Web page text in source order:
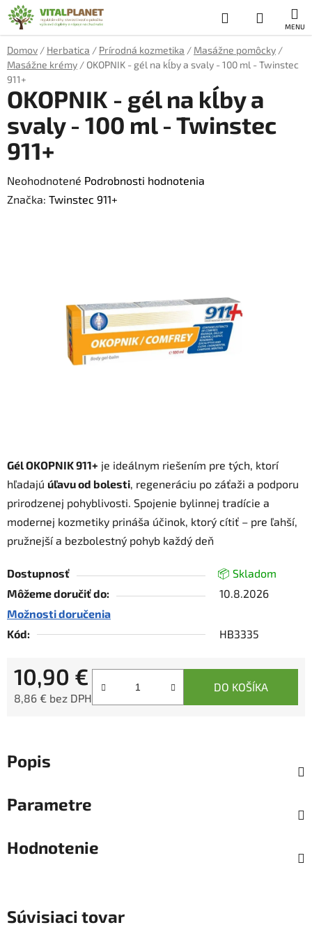
Prejsť
na
obsah
Hľadať
KOŠÍK
Domov / Herbatica / Prírodná kozmetika / Masážne pomôcky /
Masážne krémy / OKOPNIK - gél na kĺby a svaly - 100 ml - Twinstec
911+
Gél OKOPNIK 911+ je ideálnym riešením pre tých, ktorí
hľadajú úľavu od bolesti, regeneráciu po záťaži a podporu
prirodzenej pohyblivosti. Spojenie bylinnej tradície a
modernej kozmetiky prináša účinok, ktorý cítiť – pre ľahší,
pružnejší a bezbolestný pohyb každý deň
Dostupnosť
📦 Skladom
Môžeme doručiť do:
10.8.2026
Možnosti doručenia
Kód:
HB3335
10,90 €
8,86 € bez DPH
DO KOŠÍKA
OKOPNIK - gél na kĺby a
svaly - 100 ml - Twinstec
911+
Priemerné
hodnotenie
Neohodnotené Podrobnosti hodnotenia
Značka: Twinstec 911+
Popis
Parametre
Hodnotenie
Súvisiaci tovar